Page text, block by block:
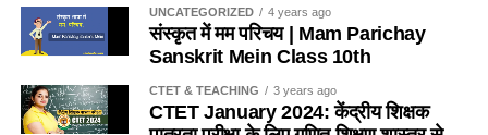
एकाउंट में ट्वीट करते हुए कहा ‘’झूठ-रेल रोको आंदोलन को रेलवे संपत्ति
नुकसान पहुंचाने से रेलवे के परिणाम जल्दी जारी कर दिए जाएंगे,सच्चाई-
अगर कोई भी बहकावे में आकर रेल रोको आंदोलन में हिस्सा लेता है तो
उसके खिलाफ दंडात्मक कार्रवाई की जाएगी तथा भविष्य में किसी भी
सरकारी भर्ती प्रक्रिया में हिस्सा लेने से वंचित कर दिया जाएगा
UNCATEGORIZED 4 years ago
संस्कृत में मम परिचय | Mam Parichay
Sanskrit Mein Class 10th
CTET & TEACHING 3 years ago
CTET January 2024: केंद्रीय शिक्षक